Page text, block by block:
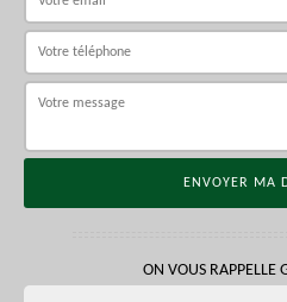
ON VOUS RAPPELLE